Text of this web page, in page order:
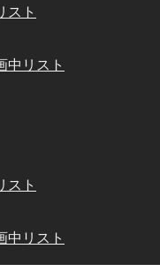
スト
中リスト
スト
中リスト